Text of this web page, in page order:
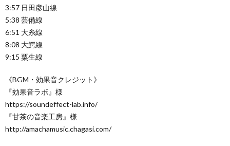
3:57 日田彦山線
5:38 芸備線
6:51 大糸線
8:08 大鰐線
9:15 粟生線
《BGM・効果音クレジット》
『効果音ラボ』様
https://soundeffect-lab.info/
『甘茶の音楽工房』様
http://amachamusic.chagasi.com/